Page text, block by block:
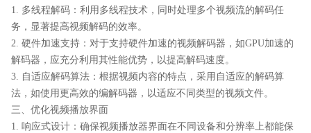
1. 多线程解码：利用多线程技术，同时处理多个视频流的解码任
务，显著提高视频解码的效率。
2. 硬件加速支持：对于支持硬件加速的视频解码器，如GPU加速的
解码器，应充分利用其性能优势，以提高解码速度。
3. 自适应解码算法：根据视频内容的特点，采用自适应的解码算
法，如使用更高效的编解码器，以适应不同类型的视频文件。
三、优化视频播放界面
1. 响应式设计：确保视频播放器界面在不同设备和分辨率上都能保